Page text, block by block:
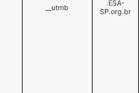
__utmb
.ESA-
SP.org.br